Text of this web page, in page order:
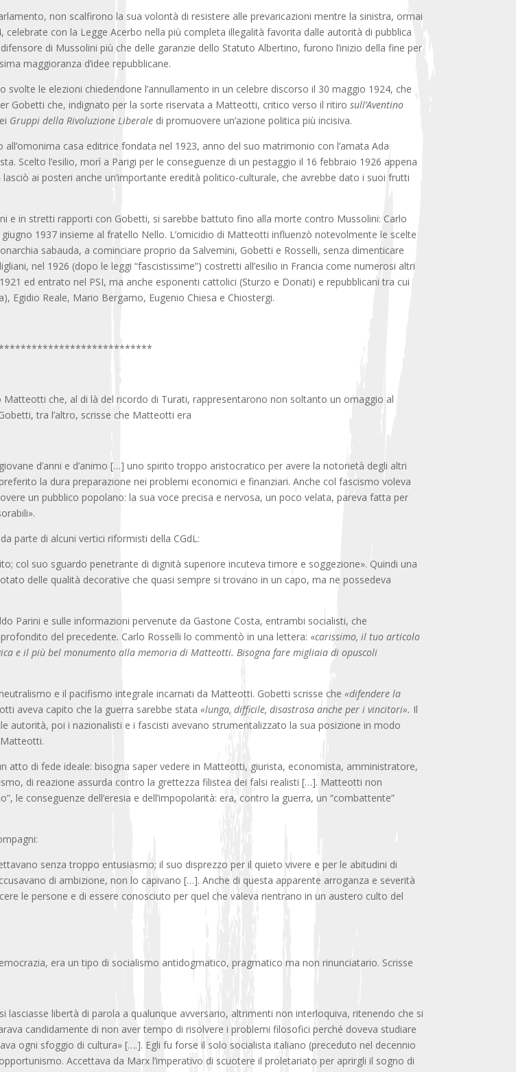
non scalfirono la sua volontà di resistere alle prevaricazioni mentre la sinistra, ormai
con la Legge Acerbo nella più completa illegalità favorita dalle autorità di pubblica
di Mussolini più che delle garanzie dello Statuto Albertino, furono l’inizio della fine per
maggioranza d’idee repubblicane.
le elezioni chiedendone l’annullamento in un celebre discorso il 30 maggio 1924, che
Gobetti che, indignato per la sorte riservata a Matteotti, critico verso il ritirosull’Aventino
Gruppi della Rivoluzione Liberale di promuovere un’azione politica più incisiva.
casa editrice fondata nel 1923, anno del suo matrimonio con l’amata Ada
Scelto l’esilio, morì a Parigi per le conseguenze di un pestaggio il 16 febbraio 1926 appena
ai posteri anche un’importante eredità politico-culturale, che avrebbe dato i suoi frutti
e in stretti rapporti con Gobetti, si sarebbe battuto fino alla morte contro Mussolini: Carlo
1937 insieme al fratello Nello. L’omicidio di Matteotti influenzò notevolmente le scelte
sabauda, a cominciare proprio da Salvemini, Gobetti e Rosselli, senza dimenticare
nel 1926 (dopo le leggi “fascistissime”) costretti all’esilio in Francia come numerosi altri
ed entrato nel PSI, ma anche esponenti cattolici (Sturzo e Donati) e repubblicani tra cui
Egidio Reale, Mario Bergamo, Eugenio Chiesa e Chiostergi.
che, al di là del ricordo di Turati, rappresentarono non soltanto un omaggio al
tra l’altro, scrisse che Matteotti era
d’anni e d’animo […] uno spirito troppo aristocratico per avere la notorietà degli altri
la dura preparazione nei problemi economici e finanziari. Anche col fascismo voleva
un pubblico popolano: la sua voce precisa e nervosa, un poco velata, pareva fatta per
parte di alcuni vertici riformisti della CGdL:
col suo sguardo penetrante di dignità superiore incuteva timore e soggezione». Quindi una
delle qualità decorative che quasi sempre si trovano in un capo, ma ne possedeva
Parini e sulle informazioni pervenute da Gastone Costa, entrambi socialisti, che
del precedente. Carlo Rosselli lo commentò in una lettera: «carissimo, il tuo articolo
e il più bel monumento alla memoria di Matteotti. Bisogna fare migliaia di opuscoli
e il pacifismo integrale incarnati da Matteotti. Gobetti scrisse che«difendere la
aveva capito che la guerra sarebbe stata «lunga, difficile, disastrosa anche per i vincitori». Il
poi i nazionalisti e i fascisti avevano strumentalizzato la sua posizione in modo
di fede ideale: bisogna saper vedere in Matteotti, giurista, economista, amministratore,
di reazione assurda contro la grettezza filistea dei falsi realisti […]. Matteotti non
le conseguenze dell’eresia e dell’impopolarità: era, contro la guerra, un “combattente”
senza troppo entusiasmo; il suo disprezzo per il quieto vivere e per le abitudini di
di ambizione, non lo capivano […]. Anche di questa apparente arroganza e severità
le persone e di essere conosciuto per quel che valeva rientrano in un austero culto del
era un tipo di socialismo antidogmatico, pragmatico ma non rinunciatario. Scrisse
libertà di parola a qualunque avversario, altrimenti non interloquiva, ritenendo che si
candidamente di non aver tempo di risolvere i problemi filosofici perché doveva studiare
ogni sfoggio di cultura» [….]. Egli fu forse il solo socialista italiano (preceduto nel decennio
Accettava da Marx l’imperativo di scuotere il proletariato per aprirgli il sogno di